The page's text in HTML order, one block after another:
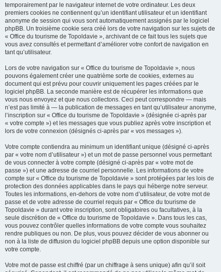
temporairement par le navigateur internet de votre ordinateur. Les deux
premiers cookies ne contiennent qu’un identifiant utilisateur et un identifiant
anonyme de session qui vous sont automatiquement assignés par le logiciel
phpBB. Un troisième cookie sera créé lors de votre navigation sur les sujets de
« Office du tourisme de Topoldavie », archivant de ce fait tous les sujets que
vous avez consultés et permettant d’améliorer votre confort de navigation en
tant qu’utilisateur.
Lors de votre navigation sur « Office du tourisme de Topoldavie », nous
pouvons également créer une quatrième sorte de cookies, externes au
document qui est prévu pour couvrir uniquement les pages créées par le
logiciel phpBB. La seconde manière est de récupérer les informations que
vous nous envoyez et que nous collectons. Ceci peut correspondre — mais
n’est pas limité à — la publication de messages en tant qu’utilisateur anonyme,
l’inscription sur « Office du tourisme de Topoldavie » (désignée ci-après par
« votre compte ») et les messages que vous publiez après votre inscription et
lors de votre connexion (désignés ci-après par « vos messages »).
Votre compte contiendra au minimum un identifiant unique (désigné ci-après
par « votre nom d’utilisateur ») et un mot de passe personnel vous permettant
de vous connecter à votre compte (désigné ci-après par « votre mot de
passe ») et une adresse de courriel personnelle. Les informations de votre
compte sur « Office du tourisme de Topoldavie » sont protégées par les lois de
protection des données applicables dans le pays qui héberge notre serveur.
Toutes les informations, en-dehors de votre nom d’utilisateur, de votre mot de
passe et de votre adresse de courriel requis par « Office du tourisme de
Topoldavie » durant votre inscription, sont obligatoires ou facultatives, à la
seule discrétion de « Office du tourisme de Topoldavie ». Dans tous les cas,
vous pouvez contrôler quelles informations de votre compte vous souhaitez
rendre publiques ou non. De plus, vous pouvez décider de vous abonner ou
non à la liste de diffusion du logiciel phpBB depuis une option disponible sur
votre compte.
Votre mot de passe est chiffré (par un chiffrage à sens unique) afin qu’il soit